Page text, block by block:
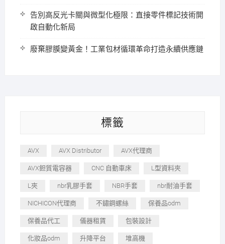
告別高反光卡關與微型化極限：直接零件標記技術開
啟自動化新局
廢棄膠膜變黃金！工業包材循環革命打造永續供應鏈
標籤
AVX AVX Distributor AVX代理商
AVX鉭質電容器 CNC 自動車床 L型資料夾
L夾 nbr乳膠手套 NBR手套 nbr耐油手套
NICHICON代理商 不鏽鋼螺絲 保養品odm
保養品代工 儀器租賃 包裝設計
化妝品odm 升降平台 堆高機